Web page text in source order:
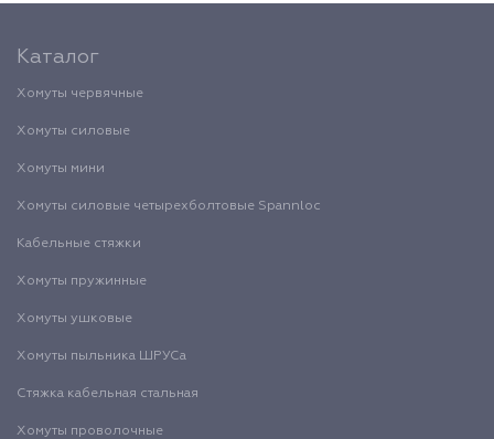
Каталог
Хомуты червячные
Хомуты силовые
Хомуты мини
Хомуты силовые четырехболтовые Spannloc
Кабельные стяжки
Хомуты пружинные
Хомуты ушковые
Хомуты пыльника ШРУСа
Стяжка кабельная стальная
Хомуты проволочные